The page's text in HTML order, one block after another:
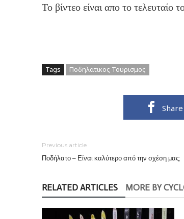
Το βίντεο είναι απο το τελευταίο
Tags Ποδηλατικος Τουρισμος
Previous article
Ποδήλατο – Είναι καλύτερο από την σχέση μας;
RELATED ARTICLES MORE BY